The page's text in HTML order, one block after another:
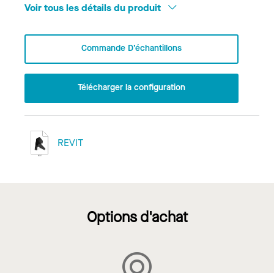
Voir tous les détails du produit
Commande D’échantillons
Télécharger la configuration
REVIT
Options d'achat